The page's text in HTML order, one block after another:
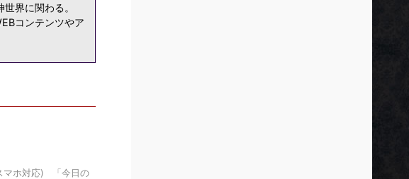
界に関わる。
コンテンツやア
マホ対応) 「今日の